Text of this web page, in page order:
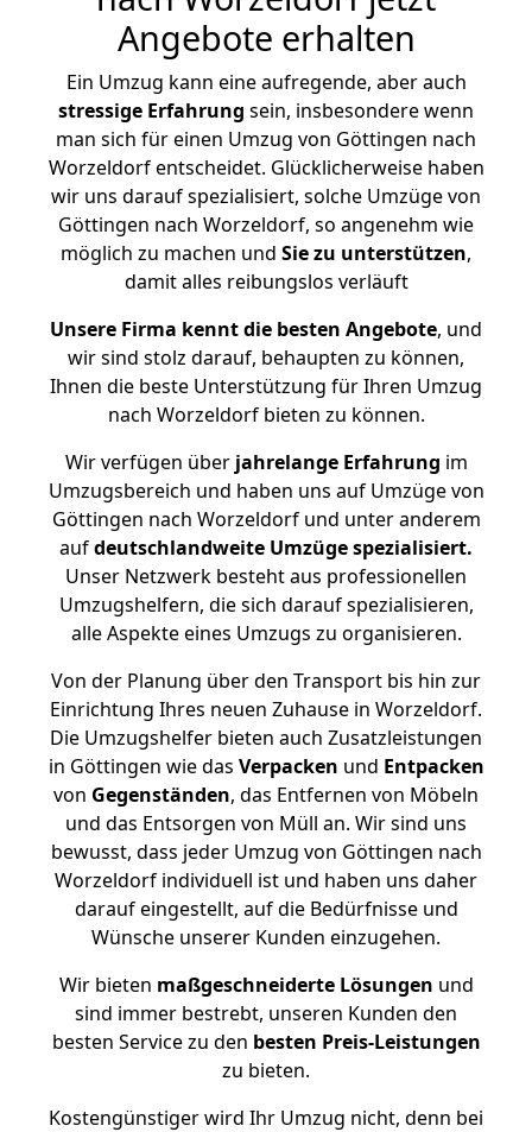
Angebote erhalten
Ein Umzug kann eine aufregende, aber auch
stressige Erfahrung sein, insbesondere wenn
man sich für einen Umzug von Göttingen nach
Worzeldorf entscheidet. Glücklicherweise haben
wir uns darauf spezialisiert, solche Umzüge von
Göttingen nach Worzeldorf, so angenehm wie
möglich zu machen und Sie zu unterstützen,
damit alles reibungslos verläuft
Unsere Firma kennt die besten Angebote, und
wir sind stolz darauf, behaupten zu können,
Ihnen die beste Unterstützung für Ihren Umzug
nach Worzeldorf bieten zu können.
Wir verfügen überjahrelange Erfahrung im
Umzugsbereich und haben uns auf Umzüge von
Göttingen nach Worzeldorf und unter anderem
aufdeutschlandweite Umzüge spezialisiert.
Unser Netzwerk besteht aus professionellen
Umzugshelfern, die sich darauf spezialisieren,
alle Aspekte eines Umzugs zu organisieren.
Von der Planung über den Transport bis hin zur
Einrichtung Ihres neuen Zuhause in Worzeldorf.
Die Umzugshelfer bieten auch Zusatzleistungen
in Göttingen wie das Verpacken und Entpacken
von Gegenständen, das Entfernen von Möbeln
und das Entsorgen von Müll an. Wir sind uns
bewusst, dass jeder Umzug von Göttingen nach
Worzeldorf individuell ist und haben uns daher
darauf eingestellt, auf die Bedürfnisse und
Wünsche unserer Kunden einzugehen.
Wir bieten maßgeschneiderte Lösungen und
sind immer bestrebt, unseren Kunden den
besten Service zu den besten Preis-Leistungen
zu bieten.
Kostengünstiger wird Ihr Umzug nicht, denn bei